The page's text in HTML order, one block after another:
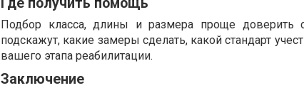
Подбор класса, длины и размера проще доверить
подскажут, какие замеры сделать, какой стандарт
вашего этапа реабилитации.
Заключение